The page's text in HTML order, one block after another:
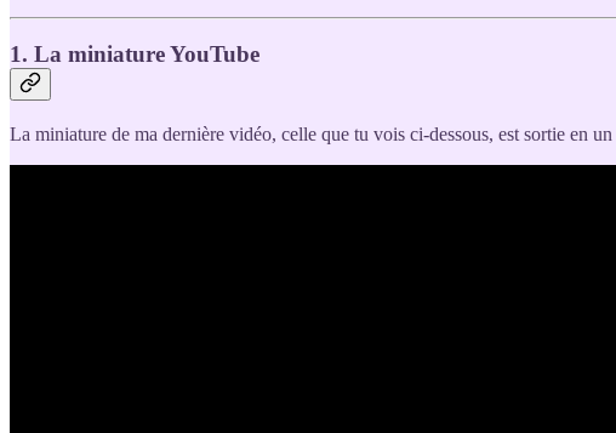
1. La miniature YouTube
La miniature de ma dernière vidéo, celle que tu vois ci-dessous, est sortie en